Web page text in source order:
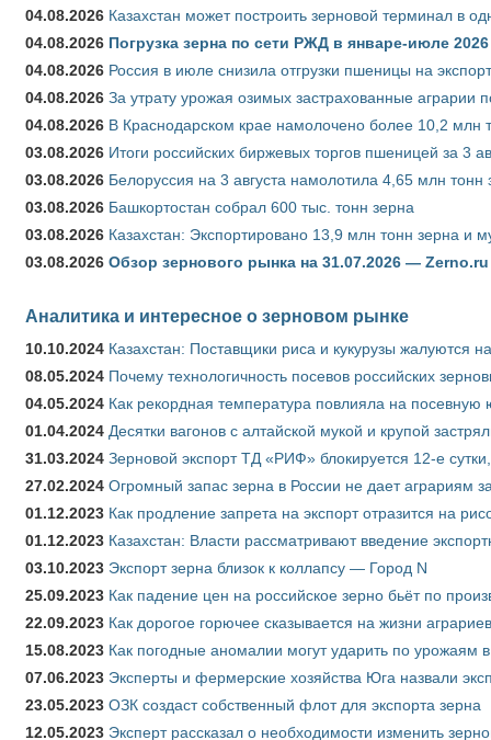
04.08.2026 Казахстан может построить зерновой терминал в
04.08.2026 Погрузка зерна по сети РЖД в январе-июле
04.08.2026 Россия в июле снизила отгрузки пшеницы на
04.08.2026 За утрату урожая озимых застрахованные аграрии
04.08.2026 В Краснодарском крае намолочено более 10,2 млн
03.08.2026 Итоги российских биржевых торгов пшеницей за 3
03.08.2026 Белоруссия на 3 августа намолотила 4,65 млн тонн
03.08.2026 Башкортостан собрал 600 тыс. тонн зерна
03.08.2026 Казахстан: Экспортировано 13,9 млн тонн зерна и
03.08.2026 Обзор зернового рынка на 31.07.2026 — Zerno.ru
Аналитика и интересное о зерновом рынке
10.10.2024 Казахстан: Поставщики риса и кукурузы жалуются
08.05.2024 Почему технологичность посевов российских
04.05.2024 Как рекордная температура повлияла на
01.04.2024 Десятки вагонов с алтайской мукой и крупой
31.03.2024 Зерновой экспорт ТД «РИФ» блокируется 12-е
27.02.2024 Огромный запас зерна в России не дает аграриям
01.12.2023 Как продление запрета на экспорт отразится на
01.12.2023 Казахстан: Власти рассматривают введение
03.10.2023 Экспорт зерна близок к коллапсу — Город N
25.09.2023 Как падение цен на российское зерно бьёт по
22.09.2023 Как дорогое горючее сказывается на жизни аграриев
15.08.2023 Как погодные аномалии могут ударить по урожаям
07.06.2023 Эксперты и фермерские хозяйства Юга назвали
23.05.2023 ОЗК создаст собственный флот для экспорта зерна
12.05.2023 Эксперт рассказал о необходимости изменить